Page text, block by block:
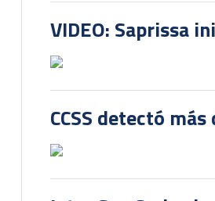
VIDEO: Saprissa
CCSS detectó